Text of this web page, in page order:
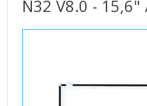
N32 V8.0 -